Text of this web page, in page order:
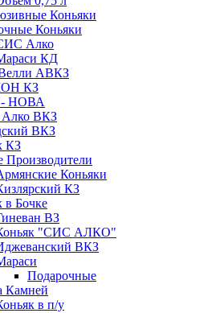
Коньяки
Коньяки
Алко
КД
АВКЗ
КЗ
НОВА
Алко ВКЗ
ВКЗ
КЗ
Производители
Коньяки
КЗ
в Бочке
ВЗ
"СИС АЛКО"
ВКЗ
Подарочные
Камней
в п/у